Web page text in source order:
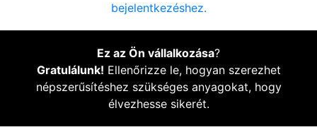
bejelentkezéshez.
Ez az Ön vállalkozása?
Gratulálunk! Ellenőrizze le, hogyan szerezhet
népszerűsítéshez szükséges anyagokat, hogy
élvezhesse sikerét.